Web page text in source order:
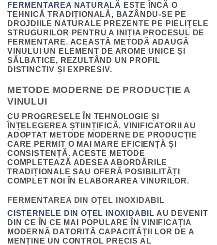
FERMENTAREA NATURALĂ ESTE ÎNCĂ O
TEHNICĂ TRADIȚIONALĂ, BAZÂNDU-SE PE
DROJDIILE NATURALE PREZENTE PE PIELIȚELE
STRUGURILOR PENTRU A INIȚIA PROCESUL DE
FERMENTARE. ACEASTĂ METODĂ ADAUGĂ
VINULUI UN ELEMENT DE AROME UNICE ȘI
SĂLBATICE, REZULTÂND UN PROFIL
DISTINCTIV ȘI EXPRESIV.
METODE MODERNE DE PRODUCȚIE A
VINULUI
CU PROGRESELE ÎN TEHNOLOGIE ȘI
ÎNȚELEGEREA ȘTIINȚIFICĂ, VINIFICATORII AU
ADOPTAT METODE MODERNE DE PRODUCȚIE
CARE PERMIT O MAI MARE EFICIENȚĂ ȘI
CONSISTENȚĂ. ACESTE METODE
COMPLETEAZĂ ADESEA ABORDĂRILE
TRADIȚIONALE SAU OFERĂ POSIBILITĂȚI
COMPLET NOI ÎN ELABORAREA VINURILOR.
FERMENTAREA DIN OȚEL INOXIDABIL
CISTERNELE DIN OȚEL INOXIDABIL AU DEVENIT
DIN CE ÎN CE MAI POPULARE ÎN VINIFICAȚIA
MODERNĂ DATORITĂ CAPACITĂȚII LOR DE A
MENȚINE UN CONTROL PRECIS AL